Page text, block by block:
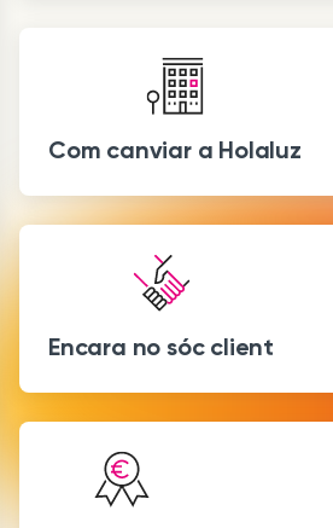
Com canviar a Holaluz
Encara no sóc client